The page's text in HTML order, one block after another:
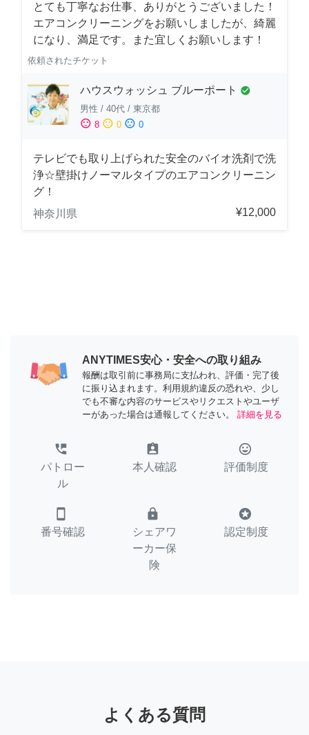
とても丁寧なお仕事、ありがとうございました！
エアコンクリーニングをお願いしましたが、綺麗
になり、満足です。また宜しくお願いします！
依頼されたチケット
ハウスウォッシュ ブルーポート check_circle
男性 / 40代 / 東京都
sentiment_satisfied 8 sentiment_neutral 0 sentiment_dissatisfied 0
テレビでも取り上げられた安全のバイオ洗剤で洗
浄☆壁掛けノーマルタイプのエアコンクリーニン
グ！
神奈川県
¥12,000
ANYTIMES安心・安全への取り組み
報酬は取引前に事務局に支払われ、評価・完了後
に振り込まれます。利用規約違反の恐れや、少し
でも不審な内容のサービスやリクエストやユーザ
ーがあった場合は通報してください。
詳細を見る
perm_phone_msg
パトロー
ル
assignment_ind
本人確認
tag_faces
評価制度
smartphone
番号確認
lock
シェアワ
ーカー保
険
stars
認定制度
よくある質問